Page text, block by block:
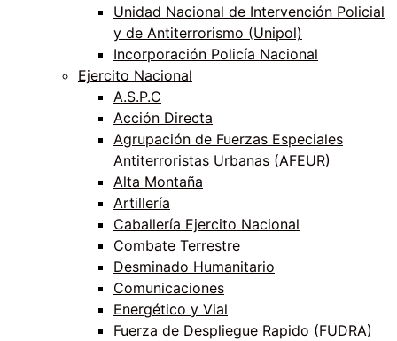
Unidad Nacional de Intervención Policial
y de Antiterrorismo (Unipol)
Incorporación Policía Nacional
Ejercito Nacional
A.S.P.C
Acción Directa
Agrupación de Fuerzas Especiales
Antiterroristas Urbanas (AFEUR)
Alta Montaña
Artillería
Caballería Ejercito Nacional
Combate Terrestre
Desminado Humanitario
Comunicaciones
Energético y Vial
Fuerza de Despliegue Rapido (FUDRA)